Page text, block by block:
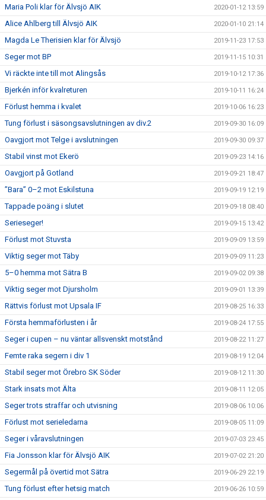
Maria Poli klar för Älvsjö AIK 2020-01-12 13:59
Alice Ahlberg till Älvsjö AIK 2020-01-10 21:14
Magda Le Therisien klar för Älvsjö 2019-11-23 17:53
Seger mot BP 2019-11-15 10:31
Vi räckte inte till mot Alingsås 2019-10-12 17:36
Bjerkén inför kvalreturen 2019-10-11 16:24
Förlust hemma i kvalet 2019-10-06 16:23
Tung förlust i säsongsavslutningen av div.2 2019-09-30 16:09
Oavgjort mot Telge i avslutningen 2019-09-30 09:37
Stabil vinst mot Ekerö 2019-09-23 14:16
Oavgjort på Gotland 2019-09-21 18:47
”Bara” 0–2 mot Eskilstuna 2019-09-19 12:19
Tappade poäng i slutet 2019-09-18 08:40
Serieseger! 2019-09-15 13:42
Förlust mot Stuvsta 2019-09-09 13:59
Viktig seger mot Täby 2019-09-09 11:23
5–0 hemma mot Sätra B 2019-09-02 09:38
Viktig seger mot Djursholm 2019-09-01 13:39
Rättvis förlust mot Upsala IF 2019-08-25 16:33
Första hemmaförlusten i år 2019-08-24 17:55
Seger i cupen – nu väntar allsvenskt motstånd 2019-08-22 11:27
Femte raka segern i div 1 2019-08-19 12:04
Stabil seger mot Örebro SK Söder 2019-08-12 11:30
Stark insats mot Älta 2019-08-11 12:05
Seger trots straffar och utvisning 2019-08-06 10:06
Förlust mot serieledarna 2019-08-05 11:09
Seger i våravslutningen 2019-07-03 23:45
Fia Jonsson klar för Älvsjö AIK 2019-07-02 21:20
Segermål på övertid mot Sätra 2019-06-29 22:19
Tung förlust efter hetsig match 2019-06-26 10:59